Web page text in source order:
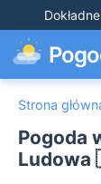
Strona
Pogoda